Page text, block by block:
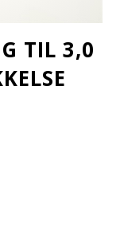
TIL 3,0